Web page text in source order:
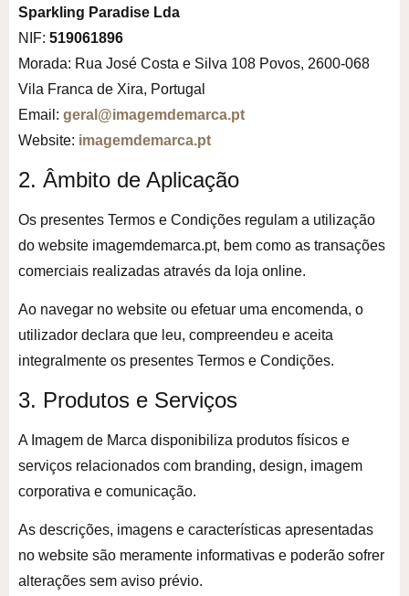
Sparkling Paradise Lda
NIF: 519061896
Morada: Rua José Costa e Silva 108 Povos, 2600-068
Vila Franca de Xira, Portugal
Email: geral@imagemdemarca.pt
Website: imagemdemarca.pt
2. Âmbito de Aplicação
Os presentes Termos e Condições regulam a utilização
do website imagemdemarca.pt, bem como as transações
comerciais realizadas através da loja online.
Ao navegar no website ou efetuar uma encomenda, o
utilizador declara que leu, compreendeu e aceita
integralmente os presentes Termos e Condições.
3. Produtos e Serviços
A Imagem de Marca disponibiliza produtos físicos e
serviços relacionados com branding, design, imagem
corporativa e comunicação.
As descrições, imagens e características apresentadas
no website são meramente informativas e poderão sofrer
alterações sem aviso prévio.